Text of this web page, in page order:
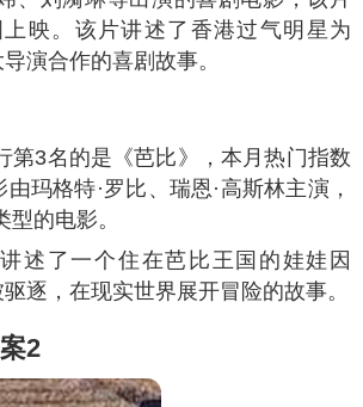
映。该片讲述了香港过气明星为
演合作的喜剧故事。
第3名的是《芭比》，本月热门指数
由玛格特·罗比、瑞恩·高斯林主演，
的电影。
述了一个住在芭比王国的娃娃因
驱逐，在现实世界展开冒险的故事。
2